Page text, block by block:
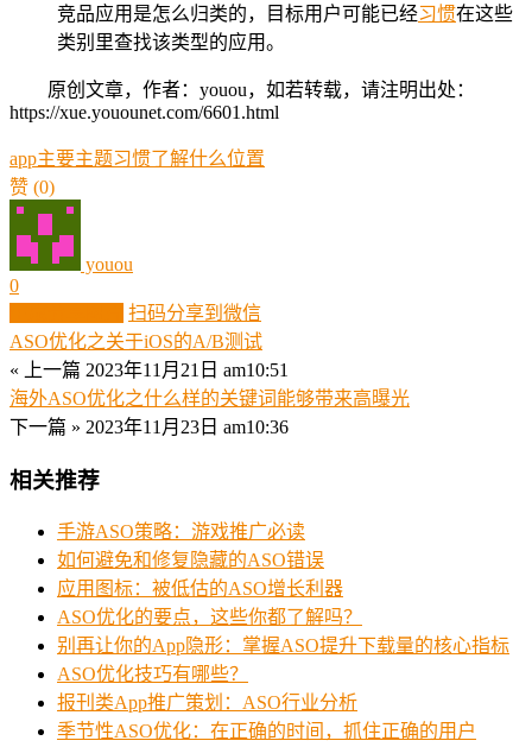
竞品应用是怎么归类的，目标用户可能已经习惯在这些
类别里查找该类型的应用。
原创文章，作者：youou，如若转载，请注明出处：
https://xue.youounet.com/6601.html
app主要主题习惯了解什么位置
赞 (0)
youou
0
扫码分享到微信
ASO优化之关于iOS的A/B测试
« 上一篇 2023年11月21日 am10:51
海外ASO优化之什么样的关键词能够带来高曝光
下一篇 » 2023年11月23日 am10:36
相关推荐
手游ASO策略：游戏推广必读
如何避免和修复隐藏的ASO错误
应用图标：被低估的ASO增长利器
ASO优化的要点，这些你都了解吗？
别再让你的App隐形：掌握ASO提升下载量的核心指标
ASO优化技巧有哪些？
报刊类App推广策划：ASO行业分析
季节性ASO优化：在正确的时间，抓住正确的用户